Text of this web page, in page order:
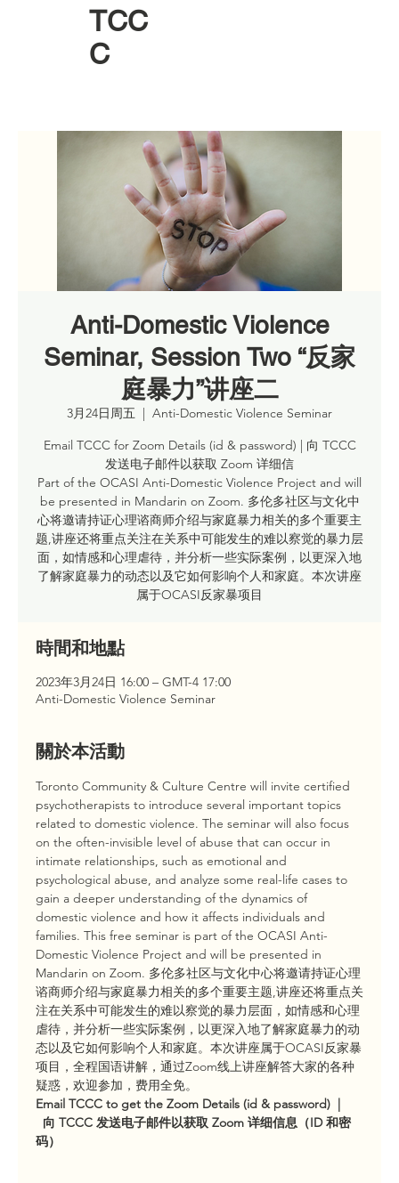
TCC
C
Anti-Domestic Violence
Seminar, Session Two “反家
庭暴力”讲座二
3月24日周五
Anti-Domestic Violence Seminar
Email TCCC for Zoom Details (id & password) | 向 TCCC
发送电子邮件以获取 Zoom 详细信
Part of the OCASI Anti-Domestic Violence Project and will
be presented in Mandarin on Zoom. 多伦多社区与文化中
心将邀请持证心理谘商师介绍与家庭暴力相关的多个重要主
题,讲座还将重点关注在关系中可能发生的难以察觉的暴力层
面，如情感和心理虐待，并分析一些实际案例，以更深入地
了解家庭暴力的动态以及它如何影响个人和家庭。本次讲座
属于OCASI反家暴项目
時間和地點
2023年3月24日 16:00 – GMT-4 17:00
Anti-Domestic Violence Seminar
關於本活動
Toronto Community & Culture Centre will invite certified
psychotherapists to introduce several important topics
related to domestic violence. The seminar will also focus
on the often-invisible level of abuse that can occur in
intimate relationships, such as emotional and
psychological abuse, and analyze some real-life cases to
gain a deeper understanding of the dynamics of
domestic violence and how it affects individuals and
families. This free seminar is part of the OCASI Anti-
Domestic Violence Project and will be presented in
Mandarin on Zoom. 多伦多社区与文化中心将邀请持证心理
谘商师介绍与家庭暴力相关的多个重要主题,讲座还将重点关
注在关系中可能发生的难以察觉的暴力层面，如情感和心理
虐待，并分析一些实际案例，以更深入地了解家庭暴力的动
态以及它如何影响个人和家庭。本次讲座属于OCASI反家暴
项目，全程国语讲解，通过Zoom线上讲座解答大家的各种
疑惑，欢迎参加，费用全免。
Email TCCC to get the Zoom Details (id & password)  |
向 TCCC 发送电子邮件以获取 Zoom 详细信息（ID 和密
码）